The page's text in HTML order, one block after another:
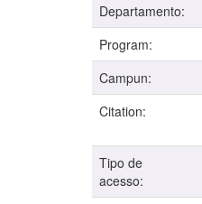
Departamento:
Program:
Campun:
Citation:
Tipo de
acesso: